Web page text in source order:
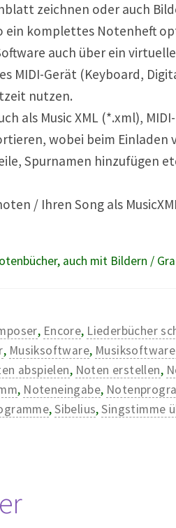
zeichnen oder auch
ein komplettes Notenheft
auch über ein
MIDI-Gerät (Keyboard,
nutzen.
als Music XML (*.xml),
wobei beim Einladen
Spurnamen hinzufügen
/ Ihren Song als
auch mit Bildern /
, Encore, Liederbücher
, Musiksoftware,
abspielen, Noten erstellen,
, Noteneingabe,
,Sibelius,Singstimme